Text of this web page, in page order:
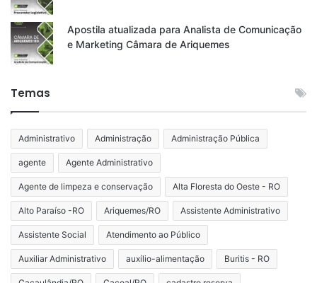
Apostila atualizada para Analista de Comunicação
e Marketing Câmara de Ariquemes
Temas
Administrativo Administração Administração Pública
agente Agente Administrativo
Agente de limpeza e conservação Alta Floresta do Oeste - RO
Alto Paraíso -RO Ariquemes/RO Assistente Administrativo
Assistente Social Atendimento ao Público
Auxiliar Administrativo auxílio-alimentação Buritis - RO